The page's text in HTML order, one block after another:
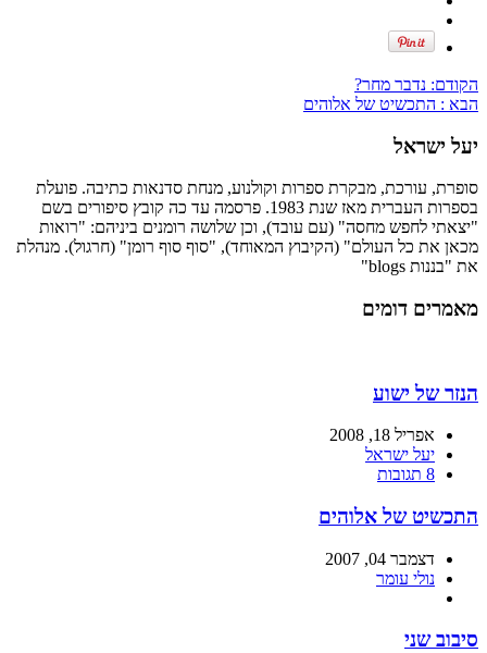
הקודם: נדבר מחר?
הבא : התכשיט של אלוהים
יעל ישראל
סופרת, עורכת, מבקרת ספרות וקולנוע, מנחת סדנאות כתיבה. פועלת
בספרות העברית מאז שנת 1983. פרסמה עד כה קובץ סיפורים בשם
"יצאתי לחפש מחסה" (עם עובד), וכן שלושה רומנים ביניהם: "רואות
מכאן את כל העולם" (הקיבוץ המאוחד), "סוף סוף רומן" (חרגול). מנהלת
את "בננות blogs"
מאמרים דומים
הנזר של ישוע
אפריל 18, 2008
יעל ישראל
8 תגובות
התכשיט של אלוהים
דצמבר 04, 2007
נולי עומר
סיבוב שני